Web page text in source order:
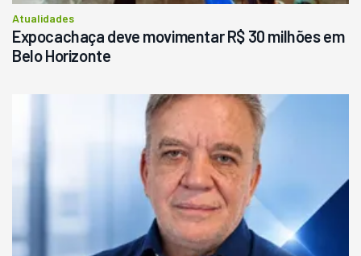
Consultar
Atualidades
Expocachaça deve movimentar R$ 30 milhões em
Belo Horizonte